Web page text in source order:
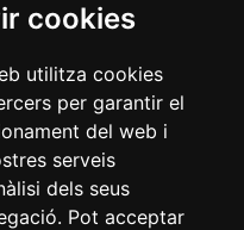
cookies
utilitza cookies
per garantir el
del web i
serveis
dels seus
Pot acceptar
socials
de privacitat